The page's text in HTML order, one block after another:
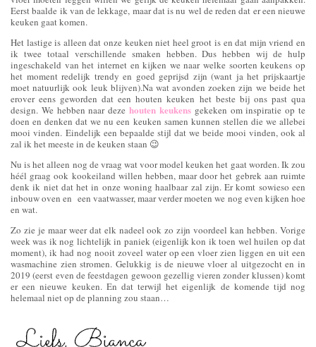
Eerst baalde ik van de lekkage, maar dat is nu wel de reden dat er een nieuwe
keuken gaat komen.
Het lastige is alleen dat onze keuken niet heel groot is en dat mijn vriend en
ik twee totaal verschillende smaken hebben. Dus hebben wij de hulp
ingeschakeld van het internet en kijken we naar welke soorten keukens op
het moment redelijk trendy en goed geprijsd zijn (want ja het prijskaartje
moet natuurlijk ook leuk blijven).Na wat avonden zoeken zijn we beide het
erover eens geworden dat een houten keuken het beste bij ons past qua
design. We hebben naar dezehouten keukens gekeken om inspiratie op te
doen en denken dat we nu een keuken samen kunnen stellen die we allebei
mooi vinden. Eindelijk een bepaalde stijl dat we beide mooi vinden, ook al
zal ik het meeste in de keuken staan 😉
Nu is het alleen nog de vraag wat voor model keuken het gaat worden. Ik zou
héél graag ook kookeiland willen hebben, maar door het gebrek aan ruimte
denk ik niet dat het in onze woning haalbaar zal zijn. Er komt sowieso een
inbouw oven en een vaatwasser, maar verder moeten we nog even kijken hoe
en wat.
Zo zie je maar weer dat elk nadeel ook zo zijn voordeel kan hebben. Vorige
week was ik nog lichtelijk in paniek (eigenlijk kon ik toen wel huilen op dat
moment), ik had nog nooit zoveel water op een vloer zien liggen en uit een
wasmachine zien stromen. Gelukkig is de nieuwe vloer al uitgezocht en in
2019 (eerst even de feestdagen gewoon gezellig vieren zonder klussen) komt
er een nieuwe keuken. En dat terwijl het eigenlijk de komende tijd nog
helemaal niet op de planning zou staan…